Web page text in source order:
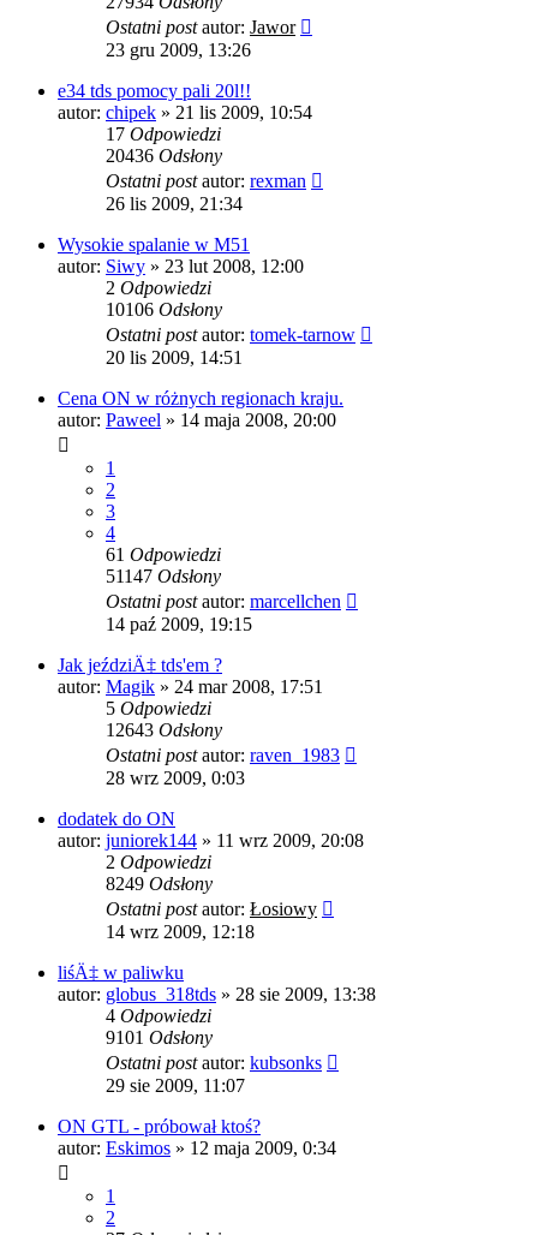
Ostatni postautor: Jawor
23 gru 2009, 13:26
e34 tds pomocy pali 20l!!
autor: chipek » 21 lis 2009, 10:54
17 Odpowiedzi
20436 Odsłony
Ostatni postautor: rexman
26 lis 2009, 21:34
Wysokie spalanie w M51
autor: Siwy » 23 lut 2008, 12:00
2 Odpowiedzi
10106 Odsłony
Ostatni postautor: tomek-tarnow
20 lis 2009, 14:51
Cena ON w różnych regionach kraju.
autor: Paweel » 14 maja 2008, 20:00
1
2
3
4
61 Odpowiedzi
51147 Odsłony
Ostatni postautor: marcellchen
14 paź 2009, 19:15
Jak jeździÄ‡ tds'em ?
autor: Magik » 24 mar 2008, 17:51
5 Odpowiedzi
12643 Odsłony
Ostatni postautor: raven_1983
28 wrz 2009, 0:03
dodatek do ON
autor: juniorek144 » 11 wrz 2009, 20:08
2 Odpowiedzi
8249 Odsłony
Ostatni postautor: Łosiowy
14 wrz 2009, 12:18
liśÄ‡ w paliwku
autor: globus_318tds » 28 sie 2009, 13:38
4 Odpowiedzi
9101 Odsłony
Ostatni postautor: kubsonks
29 sie 2009, 11:07
ON GTL - próbował ktoś?
autor: Eskimos » 12 maja 2009, 0:34
1
2